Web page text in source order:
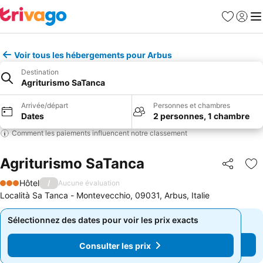
Favoris
Se
Voir tous les hébergements pour Arbus
Destination
Agriturismo SaTanca
Arrivée/départ
Dates
Personnes et chambres
2 personnes, 1 chambre
Comment les paiements influencent notre classement
Agriturismo SaTanca Partager
3 Étoiles
Hôtel / Aucune évaluation
Località Sa Tanca - Montevecchio, 09031, Arbus, Italie
Sélectionnez des dates pour voir les prix exacts
Consulter les prix
Sélectionnez des dates pour voir les prix exacts
Consulter les prix